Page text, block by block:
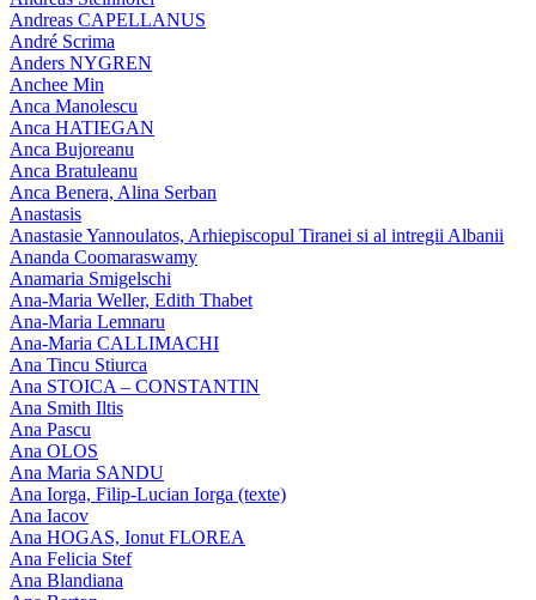
Andreas CAPELLANUS
André Scrima
Anders NYGREN
Anchee Min
Anca Manolescu
Anca HATIEGAN
Anca Bujoreanu
Anca Bratuleanu
Anca Benera, Alina Serban
Anastasis
Anastasie Yannoulatos, Arhiepiscopul Tiranei si al intregii Albanii
Ananda Coomaraswamy
Anamaria Smigelschi
Ana-Maria Weller, Edith Thabet
Ana-Maria Lemnaru
Ana-Maria CALLIMACHI
Ana Tincu Stiurca
Ana STOICA – CONSTANTIN
Ana Smith Iltis
Ana Pascu
Ana OLOS
Ana Maria SANDU
Ana Iorga, Filip-Lucian Iorga (texte)
Ana Iacov
Ana HOGAS, Ionut FLOREA
Ana Felicia Stef
Ana Blandiana